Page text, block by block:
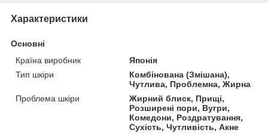
Характеристики
Основні
Країна виробник
Японія
Тип шкіри
Комбінована (Змішана),
Чутлива, Проблемна, Жирна
Проблема шкіри
Жирний блиск, Прищі,
Розширені пори, Вугри,
Комедони, Роздратування,
Сухість, Чутливість, Акне